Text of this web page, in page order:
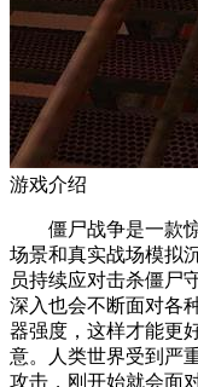
游戏介绍
僵尸战争是一款惊
场景和真实战场模拟
员持续应对击杀僵尸
深入也会不断面对各
器强度，这样才能更
意。人类世界受到严
攻击，刚开始就会面